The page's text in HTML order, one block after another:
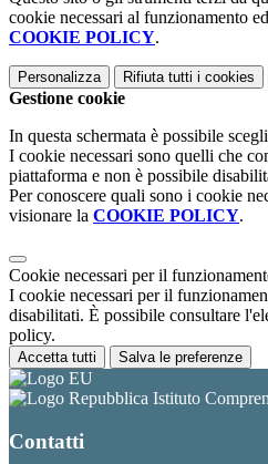
cookie necessari al funzionamento
COOKIE POLICY.
Personalizza Rifiuta tutti i cookies
Gestione cookie
In questa schermata è possibile
I cookie necessari sono quelli che
piattaforma e non è possibile
Per conoscere quali sono i cookie
visionare la COOKIE POLICY.
Cookie necessari per il
I cookie necessari per il
disabilitati. È possibile consultare
policy.
Accetta tutti Salva le preferenze
Istituto
Contatti